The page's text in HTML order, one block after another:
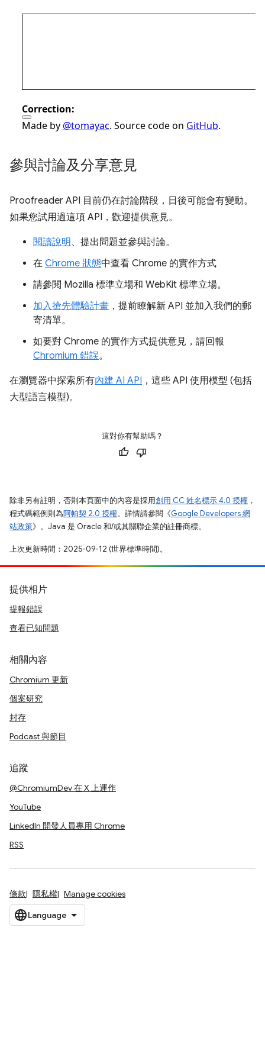
參與討論及分享意見
Proofreader API 目前仍在討論階段，日後可能會有變動。
如果您試用過這項 API，歡迎提供意見。
閱讀說明 、提出問題並參與討論。
在 Chrome 狀態中查看 Chrome 的實作方式
請參閱 Mozilla 標準立場和 WebKit 標準立場。
加入搶先體驗計畫 ，提前瞭解新 API 並加入我們的郵
寄清單。
如要對 Chrome 的實作方式提供意見，請回報
Chromium 錯誤。
在瀏覽器中探索所有內建 AI API ，這些 API 使用模型 (包括
大型語言模型)。
這對你有幫助嗎？
除非另有註明，否則本頁面中的內容是採用創用 CC 姓名標示 4.0 授權 ，
程式碼範例則為阿帕契 2.0 授權。詳情請參閱《Google Developers 網
站政策》。Java 是 Oracle 和/或其關聯企業的註冊商標。
上次更新時間：2025-09-12 (世界標準時間)。
提供相片
提報錯誤
查看已知問題
相關內容
Chromium 更新
個案研究
封存
Podcast 與節目
追蹤
@ChromiumDev 在 X 上運作
YouTube
LinkedIn 開發人員專用 Chrome
RSS
條款 隱私權 Manage cookies